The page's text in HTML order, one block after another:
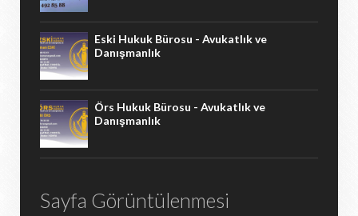
Eski Hukuk Bürosu - Avukatlık ve
Danışmanlık
Örs Hukuk Bürosu - Avukatlık ve
Danışmanlık
Sayfa Görüntülenmesi